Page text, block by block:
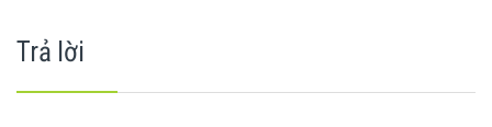
Trả lời